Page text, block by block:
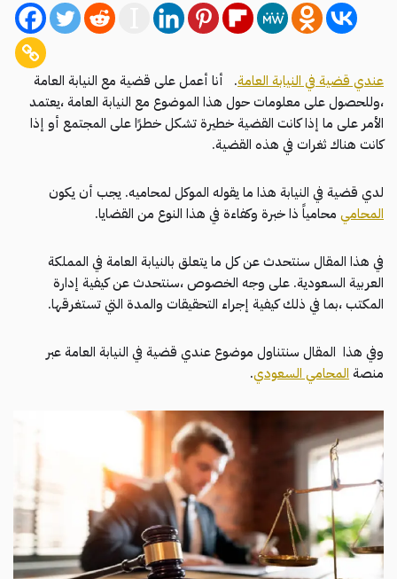
عندي قضية في النيابة العامة. أنا أعمل على قضية مع النيابة العامة
،وللحصول على معلومات حول هذا الموضوع مع النيابة العامة ،يعتمد
الأمر على ما إذا كانت القضية خطيرة تشكل خطرًا على المجتمع أو إذا
كانت هناك ثغرات في هذه القضية.
لدي قضية في النيابة هذا ما يقوله الموكل لمحاميه. يجب أن يكون
المحامي محامياً ذا خبرة وكفاءة في هذا النوع من القضايا.
في هذا المقال سنتحدث عن كل ما يتعلق بالنيابة العامة في المملكة
العربية السعودية. على وجه الخصوص ،سنتحدث عن كيفية إدارة
المكتب ،بما في ذلك كيفية إجراء التحقيقات والمدة التي تستغرقها.
وفي هذا المقال سنتناول موضوع عندي قضية في النيابة العامة عبر
منصة المحامي السعودي.